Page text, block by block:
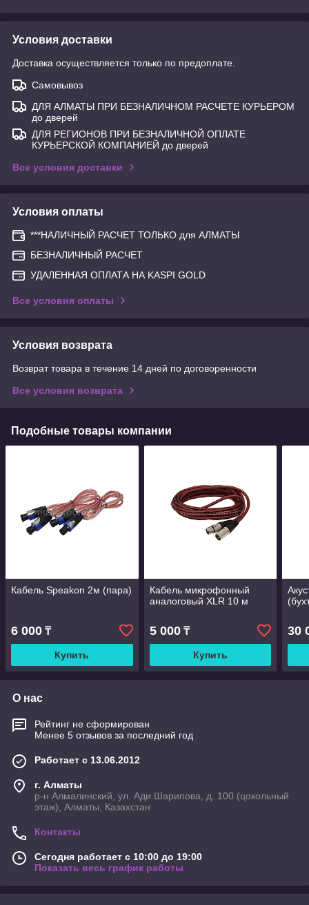
Условия доставки
Доставка осуществляется только по предоплате.
Самовывоз
ДЛЯ АЛМАТЫ ПРИ БЕЗНАЛИЧНОМ РАСЧЕТЕ КУРЬЕРОМ
до дверей
ДЛЯ РЕГИОНОВ ПРИ БЕЗНАЛИЧНОЙ ОПЛАТЕ
КУРЬЕРСКОЙ КОМПАНИЕЙ до дверей
Все условия доставки
Условия оплаты
***НАЛИЧНЫЙ РАСЧЕТ ТОЛЬКО для АЛМАТЫ
БЕЗНАЛИЧНЫЙ РАСЧЕТ
УДАЛЕННАЯ ОПЛАТА НА KASPI GOLD
Все условия оплаты
Условия возврата
Возврат товара в течение 14 дней по договоренности
Все условия возврата
Подобные товары компании
Кабель Speakon 2м (пара)
6 000 ₸
Купить
Кабель микрофонный
аналоговый XLR 10 м
5 000₸
Купить
30
О нас
Рейтинг не сформирован
Менее 5 отзывов за последний год
Работает с 13.06.2012
г. Алматы
р-н Алмалинский, ул. Ади Шарипова, д. 100 (цокольный
этаж), Алматы, Казахстан
Контакты
Сегодня работает с 10:00 до 19:00
Показать весь график работы